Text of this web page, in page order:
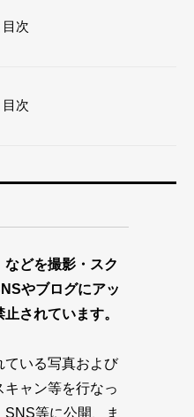
次
次
どを撮影・スク
やブログにアッ
されています。
ている写真および
ャン等を行なっ
等に公開、ま